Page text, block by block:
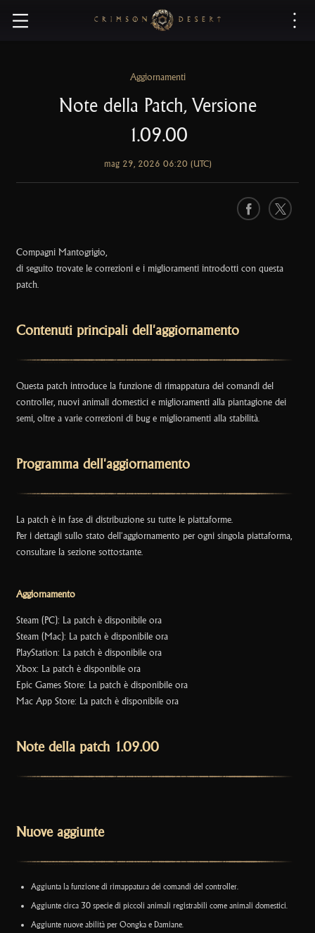
C
n
Aggiornamenti
Note della Patch, Versione
1.09.00
mag 29, 2026 06:20 (UTC)
F
e
X
Compagni Mantogrigio,
di seguito trovate le correzioni e i miglioramenti introdotti con questa
patch.
Contenuti principali dell'aggiornamento
Questa patch introduce la funzione di rimappatura dei comandi del
controller, nuovi animali domestici e miglioramenti alla piantagione dei
semi, oltre a varie correzioni di bug e miglioramenti alla stabilità.
Programma dell'aggiornamento
La patch è in fase di distribuzione su tutte le piattaforme.
Per i dettagli sullo stato dell'aggiornamento per ogni singola piattaforma,
consultare la sezione sottostante.
Aggiornamento
Steam (PC): La patch è disponibile ora
Steam (Mac): La patch è disponibile ora
PlayStation: La patch è disponibile ora
Xbox: La patch è disponibile ora
Epic Games Store: La patch è disponibile ora
Mac App Store: La patch è disponibile ora
Note della patch 1.09.00
Nuove aggiunte
Aggiunta la funzione di rimappatura dei comandi del controller.
Aggiunte circa 30 specie di piccoli animali registrabili come animali domestici.
Aggiunte nuove abilità per Oongka e Damiane.